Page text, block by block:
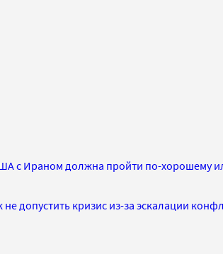
с Ираном должна пройти по-хорошему
допустить кризис из-за эскалации